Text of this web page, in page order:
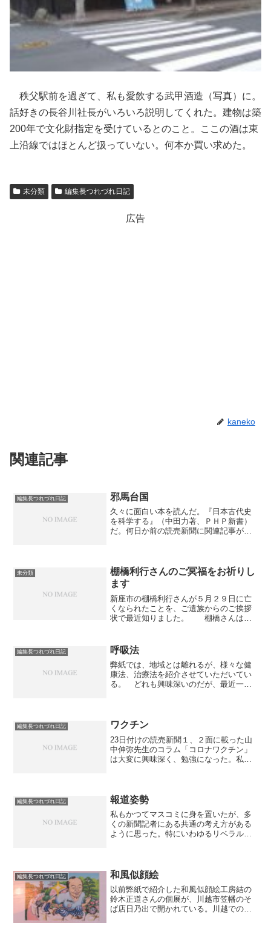
秩父駅前を過ぎて、私も愛飲する武甲酒造（写真）に。
話好きの長谷川社長がいろいろ説明してくれた。建物は築
200年で文化財指定を受けているとのこと。ここの酒は東
上沿線ではほとんど扱っていない。何本か買い求めた。
未分類 編集長つれづれ日記
広告
kaneko
関連記事
編集長つれづれ日記 邪馬台国
久々に面白い本を読んだ。『日本古代史
を科学する』（中田力著、ＰＨＰ新書）
だ。何日か前の読売新聞に関連記事があ
み解き、邪馬台国の位置を宮...
未分類
棚橋利行さんのご冥福をお祈りし
ます
新座市の棚橋利行さんが５月２９日に亡
くなられたことを、ご遺族からのご挨拶
状で最近知りました。 棚橋さんは大
史・文化財に深い知識をお持ちでし
た。 また、写真は玄人はだ...
編集長つれづれ日記 呼吸法
弊紙では、地域とは離れるが、様々な健
康法、治療法を紹介させていただいてい
る。 どれも興味深いのだが、最近一番
るネパール式呼吸ヨガだ。通...
編集長つれづれ日記 ワクチン
23日付けの読売新聞１、２面に載った山
中伸弥先生のコラム「コロナワクチン」
は大変に興味深く、勉強になった。私な
だ変異型ウイルスにファ...
編集長つれづれ日記 報道姿勢
私もかつてマスコミに身を置いたが、多
くの新聞記者にある共通の考え方がある
ように思った。特にいわゆるリベラル系
自分の主張をしたいという...
編集長つれづれ日記 和風似顔絵
以前弊紙で紹介した和風似顔絵工房結の
鈴木正道さんの個展が、川越市笠幡のそ
ば店日乃出で開かれている。川越での展